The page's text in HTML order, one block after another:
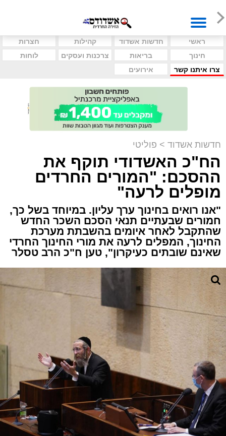
ראשי חדשות אשדוד קהילות
חצרות
חינוך
בריאות צרכנות ועסקים
לוחות
צרו איתנו קשר
אירועים
חדשות אשדוד > פוליטי
הח"כ האשדודי תוקף את
ההסכם: "המורים החרדים
מופלים לרעה"
"אנו רואים בחינוך ערך עליון. במיוחד בשל כך,
חמורים שבעתיים תנאי הסכם השכר החדש
שהתקבל לאחר איומים בהשבתת מערכת
החינוך, המפלים לרעה את מורי החינוך החרדי
שאינם שובתים כעיקרון", טען ח"כ הרב טסלר